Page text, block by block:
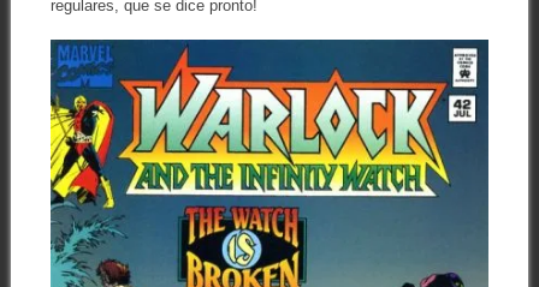
regulares, que se dice pronto!